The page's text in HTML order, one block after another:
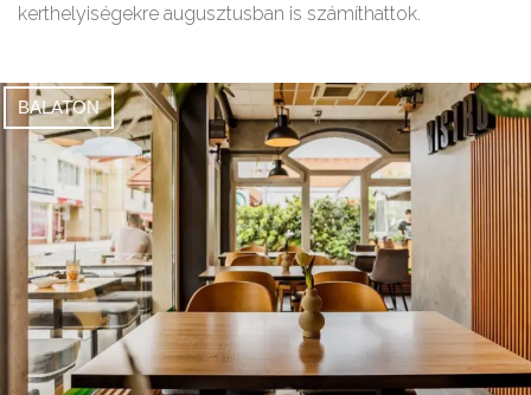
kerthelyiségekre augusztusban is számíthattok.
BALATON